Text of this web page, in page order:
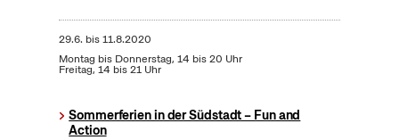
29.6. bis11.8.2020
Montag bis Donnerstag, 14 bis 20 Uhr
Freitag, 14 bis 21 Uhr
Sommerferien in der Südstadt – Fun and
Action